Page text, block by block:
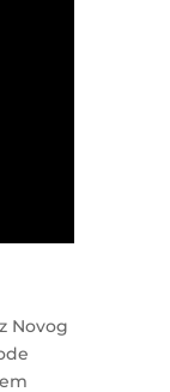
Novog